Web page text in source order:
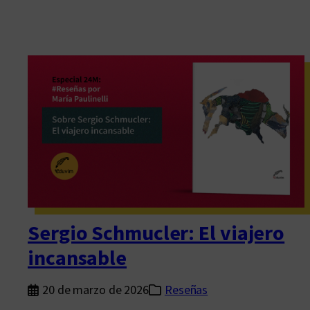
Sergio Schmucler: El viajero
incansable
20 de marzo de 2026 Reseñas